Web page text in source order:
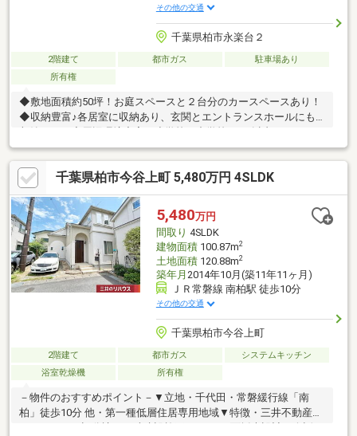
その他の交通
千葉県柏市永楽台２
2階建て 都市ガス
駐車場あり
所有権
◆敷地面積約50坪！お庭スペースと２台分のカースペースあり！
◆収納豊富♪各居室に収納あり、玄関とエントランスホールにも
収納あり！◆周辺環境充実！小学校・中学校１km以内！スーパ
ー・公園も１km以内！◆子育て世代におすすめ物件！【備考】法
令上の制限／建築基準法第22条区域
千葉県柏市今谷上町 5,480万円 4SLDK
5,480万円
間取り 4SLDK
建物面積100.87m2
土地面積120.88m2
築年月 2014年10月(築11年11ヶ月)
ＪＲ常磐線 南柏駅 徒歩10分
その他の交通
千葉県柏市今谷上町
2階建て 都市ガス
システムキッチン
浴室乾燥機
所有権
－物件のおすすめポイント－▼立地・千代田・常磐緩行線「南
柏」徒歩10分 他・第一種低層住居専用地域▼特徴・三井不動産レ